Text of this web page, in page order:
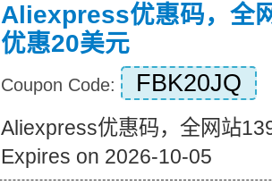
Aliexpress优惠码，全
优惠20美元
Coupon Code: FBK20JQ
Aliexpress优惠码，全网站
Expires on 2026-10-05